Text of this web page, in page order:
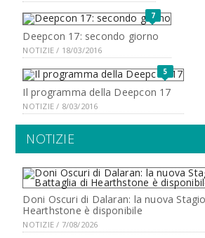
7
Deepcon 17: secondo giorno
NOTIZIE / 18/03/2016
5
Il programma della Deepcon 17
NOTIZIE / 8/03/2016
NOTIZIE
Doni Oscuri di Dalaran: la nuova
Hearthstone è disponibile
NOTIZIE / 7/08/2026